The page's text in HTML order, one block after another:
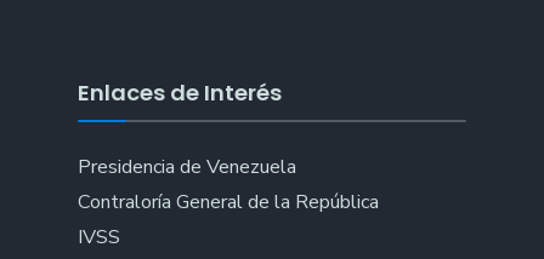
Enlaces de Interés
Presidencia de Venezuela
Contraloría General de la República
IVSS